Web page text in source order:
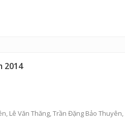
2014
, Lê Văn Thăng,Trần Đặng Bảo Thuyên,